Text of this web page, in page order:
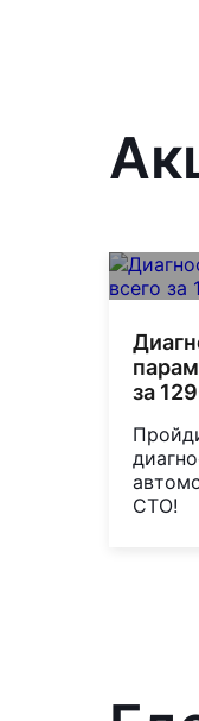
за
СТО!